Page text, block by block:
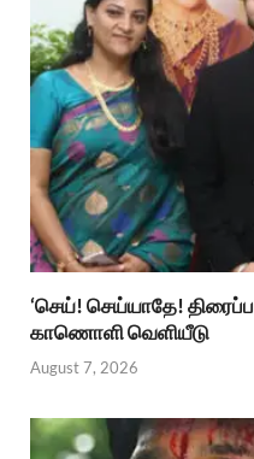
‘செய்! செய்யாதே!
காணொளி வெளியீடு
August 7, 2026